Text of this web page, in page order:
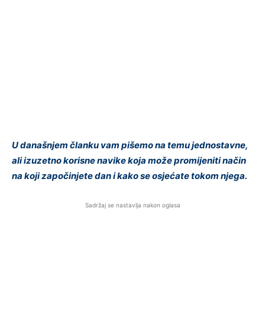
U današnjem članku vam pišemo na temu jednostavne,
ali izuzetno korisne navike koja može promijeniti način
na koji započinjete dan i kako se osjećate tokom njega.
Sadržaj se nastavlja nakon oglasa